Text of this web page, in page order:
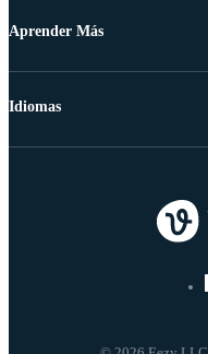
Aprender Más
Idiomas